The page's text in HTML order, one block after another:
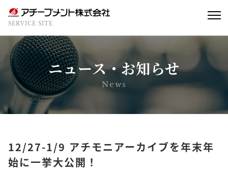
SERVICE SITE
ニュース・お知らせ
News
12/27-1/9 アチモニアーカイブを年末年
始に一挙大公開！